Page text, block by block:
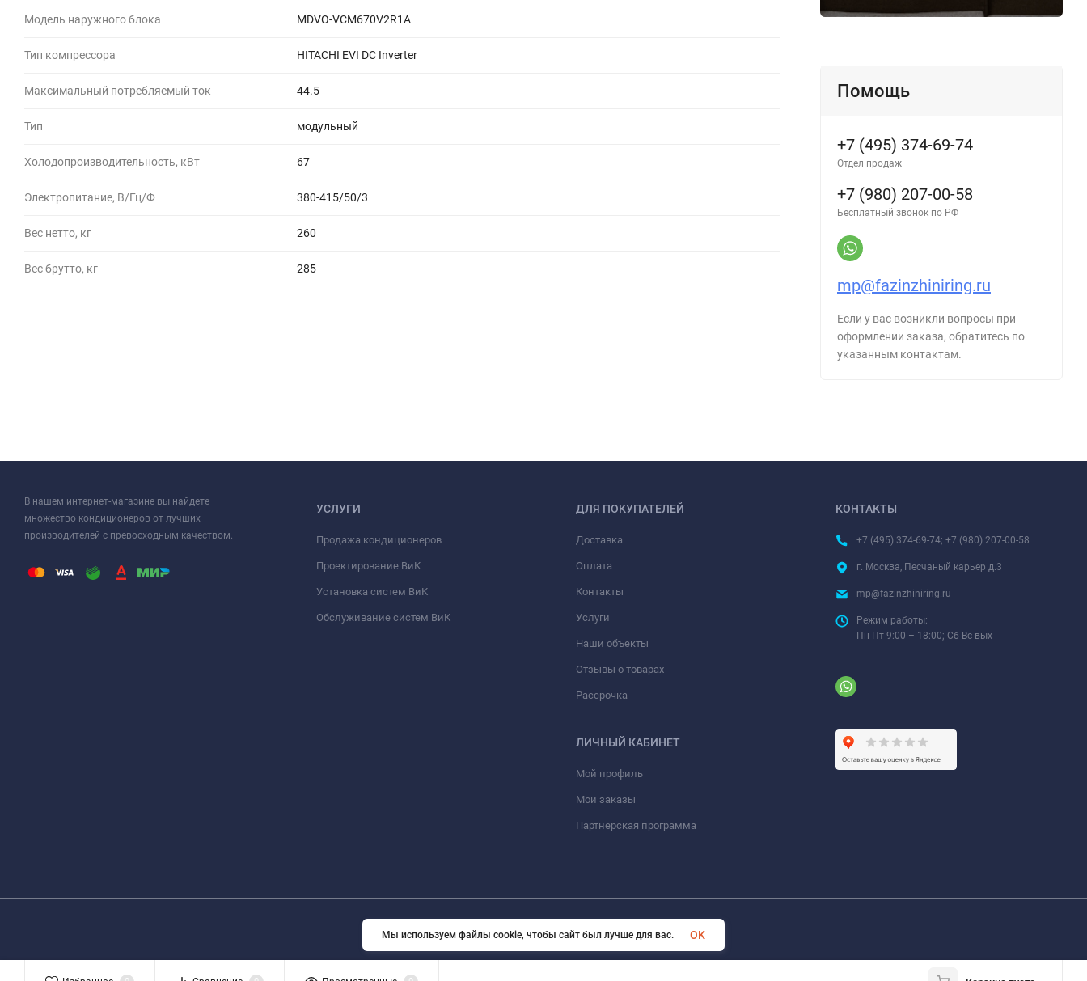
Модель наружного блока MDVO-VCM670V2R1A
Тип компрессора HITACHI EVI DC Inverter
Максимальный потребляемый ток 44.5
Тип модульный
Холодопроизводительность, кВт 67
Электропитание, В/Гц/Ф 380-415/50/3
Вес нетто, кг 260
Вес брутто, кг 285
Помощь
+7 (495) 374-69-74
Отдел продаж
+7 (980) 207-00-58
Бесплатный звонок по РФ
mp@fazinzhiniring.ru
Если у вас возникли вопросы при
оформлении заказа, обратитесь по
указанным контактам.
В нашем интернет-магазине вы найдете
множество кондиционеров от лучших
производителей с превосходным качеством.
УСЛУГИ
Продажа кондиционеров
Проектирование ВиК
Установка систем ВиК
Обслуживание систем ВиК
ДЛЯ ПОКУПАТЕЛЕЙ
Доставка
Оплата
Контакты
Услуги
Наши объекты
Отзывы о товарах
Рассрочка
ЛИЧНЫЙ КАБИНЕТ
Мой профиль
Мои заказы
Партнерская программа
КОНТАКТЫ
+7 (495) 374-69-74; +7 (980) 207-00-58
г. Москва, Песчаный карьер д.3
mp@fazinzhiniring.ru
Режим работы:
Пн-Пт 9:00 – 18:00; Сб-Вс вых
© 2026 ООО «ФАЗИНЖИНИРИНГ». Все права защищены
Мы используем файлы cookie, чтобы сайт был лучше для вас. OK